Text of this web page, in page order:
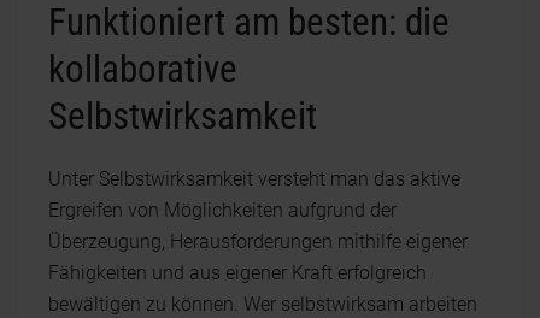
Funktioniert am besten: die
kollaborative
Selbstwirksamkeit
Unter Selbstwirksamkeit versteht man das aktive
Ergreifen von Möglichkeiten aufgrund der
Überzeugung, Herausforderungen mithilfe eigener
Fähigkeiten und aus eigener Kraft erfolgreich
bewältigen zu können. Wer selbstwirksam arbeiten